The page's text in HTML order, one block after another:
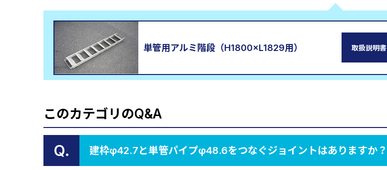
単管用アルミ階段（H1800×L1829用） 取扱説明書
このカテゴリのQ&A
Q. 建枠φ42.7と単管パイプφ48.6をつなぐジョイントはありますか？